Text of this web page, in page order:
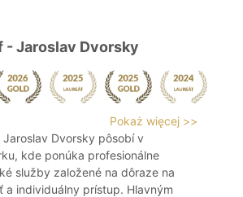
- Jaroslav Dvorsky
Pokaż więcej >>
Jaroslav Dvorsky pôsobí v
kde ponúka profesionálne
služby založené na dôraze na
a individuálny prístup. Hlavným